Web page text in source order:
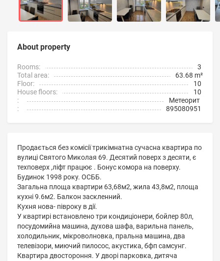
About property
Rooms:
3
Total area:
63.68 m²
Floor:
10
House floors:
10
:
Метеорит
:
895080951
Продається без комісії трикімнатна сучасна квартира по
вулиці Святого Миколая 69. Десятий поверх з десяти, є
техповерх ,ліфт працює . Бонус комора на поверху.
Будинок 1998 року. ОСББ.
Загальна площа квартири 63,68м2, жила 43,8м2, площа
кухні 9.6м2. Балкон заскленний.
Кухня нова- півроку в дії.
У квартирі встановлено три кондиціонери, бойлер 80л,
посудомийна машина, духова шафа, варильна панель,
холодильник, мікроволновка, пральна машина, два
телевізори, миючий пилосос, акустика, бфп самсунг.
Квартира двостороння. У дворі парковка, дитяча